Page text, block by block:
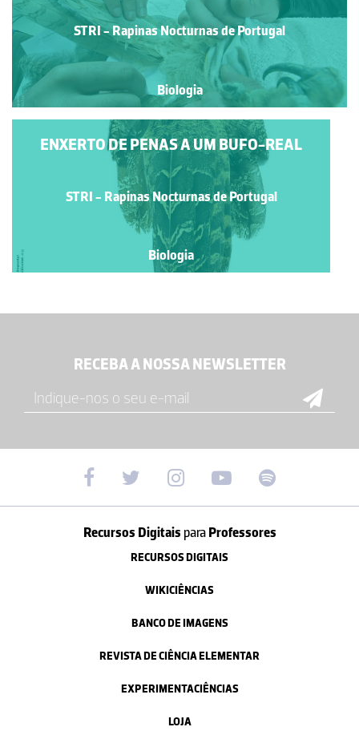
STRI - Rapinas Nocturnas de Portugal
Biologia
ENXERTO DE PENAS A UM BUFO-REAL
STRI - Rapinas Nocturnas de Portugal
Biologia
RECEBA A NOSSA NEWSLETTER
Recursos Digitais paraProfessores
RECURSOS DIGITAIS
WIKICIÊNCIAS
BANCO DE IMAGENS
REVISTA DE CIÊNCIA ELEMENTAR
EXPERIMENTACIÊNCIAS
LOJA